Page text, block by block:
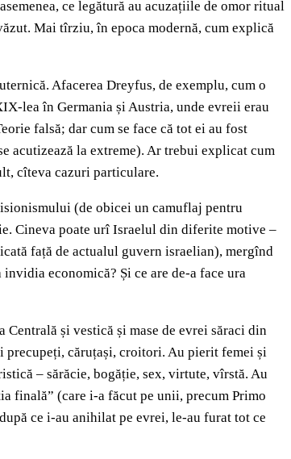
ce legătură au acuzațiile de omor ritual
Mai tîrziu, în epoca modernă, cum explică
Afacerea Dreyfus, de exemplu, cum o
lea în Germania și Austria, unde evreii erau
falsă; dar cum se face că tot ei au fost
acutizează la extreme). Ar trebui explicat cum
cîteva cazuri particulare.
(de obicei un camuflaj pentru
Cineva poate urî Israelul din diferite motive –
față de actualul guvern israelian), mergînd
economică? Și ce are de-a face ura
și vestică și mase de evrei săraci din
căruțași, croitori. Au pierit femei și
– sărăcie, bogăție, sex, virtute, vîrstă. Au
finală” (care i-a făcut pe unii, precum Primo
ce i-au anihilat pe evrei, le-au furat tot ce